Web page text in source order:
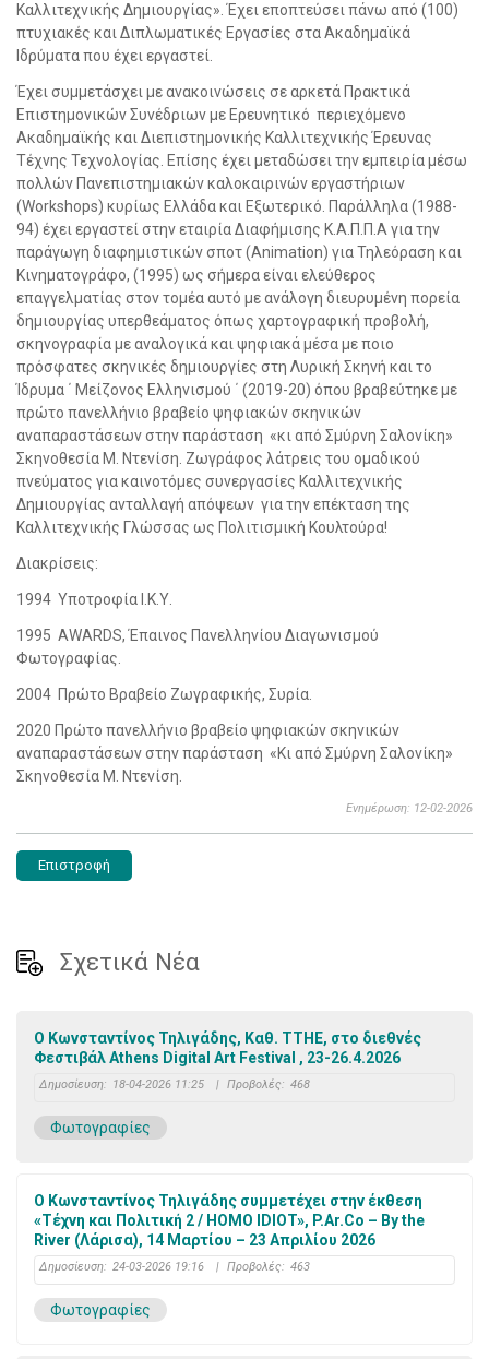
Καλλιτεχνικής Δημιουργίας». Έχει εποπτεύσει πάνω από (100)
πτυχιακές και Διπλωματικές Εργασίες στα Ακαδημαϊκά
Ιδρύματα που έχει εργαστεί.
Έχει συμμετάσχει με ανακοινώσεις σε αρκετά Πρακτικά
Επιστημονικών Συνέδριων με Ερευνητικό περιεχόμενο
Ακαδημαϊκής και Διεπιστημονικής Καλλιτεχνικής Έρευνας
Τέχνης Τεχνολογίας. Επίσης έχει μεταδώσει την εμπειρία μέσω
πολλών Πανεπιστημιακών καλοκαιρινών εργαστήριων
(Workshops) κυρίως Ελλάδα και Εξωτερικό. Παράλληλα (1988-
94) έχει εργαστεί στην εταιρία Διαφήμισης Κ.Α.Π.Π.Α για την
παράγωγη διαφημιστικών σποτ (Animation) για Τηλεόραση και
Κινηματογράφο, (1995) ως σήμερα είναι ελεύθερος
επαγγελματίας στον τομέα αυτό με ανάλογη διευρυμένη πορεία
δημιουργίας υπερθεάματος όπως χαρτογραφική προβολή,
σκηνογραφία με αναλογικά και ψηφιακά μέσα με ποιο
πρόσφατες σκηνικές δημιουργίες στη Λυρική Σκηνή και το
Ίδρυμα ΄ Μείζονος Ελληνισμού ΄ (2019-20) όπου βραβεύτηκε με
πρώτο πανελλήνιο βραβείο ψηφιακών σκηνικών
αναπαραστάσεων στην παράσταση «κι από Σμύρνη Σαλονίκη»
Σκηνοθεσία Μ. Ντενίση. Ζωγράφος λάτρεις του ομαδικού
πνεύματος για καινοτόμες συνεργασίες Καλλιτεχνικής
Δημιουργίας ανταλλαγή απόψεων για την επέκταση της
Καλλιτεχνικής Γλώσσας ως Πολιτισμική Κουλτούρα!
Διακρίσεις:
1994 Υποτροφία Ι.Κ.Υ.
1995 AWARDS, Έπαινος Πανελληνίου Διαγωνισμού
Φωτογραφίας.
2004 Πρώτο Βραβείο Ζωγραφικής, Συρία.
2020 Πρώτο πανελλήνιο βραβείο ψηφιακών σκηνικών
αναπαραστάσεων στην παράσταση «Κι από Σμύρνη Σαλονίκη»
Σκηνοθεσία Μ. Ντενίση.
Ενημέρωση: 12-02-2026
Επιστροφή
Σχετικά Νέα
Ο Κωνσταντίνος Τηλιγάδης, Καθ. ΤΤΗΕ, στο διεθνές
Φεστιβάλ Athens Digital Art Festival , 23-26.4.2026
Δημοσίευση: 18-04-2026 11:25 | Προβολές: 468
Φωτογραφίες
Ο Κωνσταντίνος Τηλιγάδης συμμετέχει στην έκθεση
«Τέχνη και Πολιτική 2 / HOMO IDIOT», P.Ar.Co – By the
River (Λάρισα), 14 Μαρτίου – 23 Απριλίου 2026
Δημοσίευση: 24-03-2026 19:16 | Προβολές: 463
Φωτογραφίες